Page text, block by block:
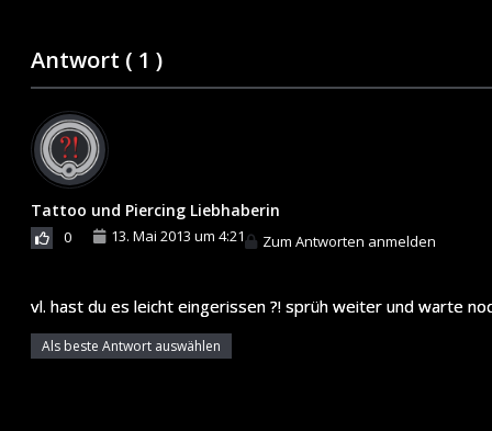
Antwort ( 1 )
Tattoo und Piercing Liebhaberin
0 13. Mai 2013 um 4:21 Zum Antworten anmelden
vl. hast du es leicht eingerissen ?! sprüh weiter und warte
Als beste Antwort auswählen